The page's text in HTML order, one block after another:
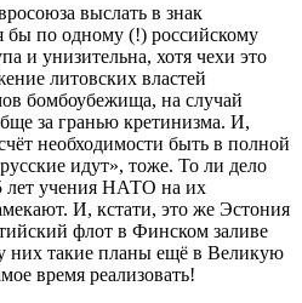
выслать в знак
бы по одному (!) российскому
и унизительна, хотя чехи это
литовских властей
бомбоубежища, на случай
за гранью кретинизма. И,
необходимости быть в полной
идут», тоже. То ли дело
лет учения НАТО на их
И, кстати, это же Эстония
флот в Финском заливе
них такие планы ещё в Великую
время реализовать!